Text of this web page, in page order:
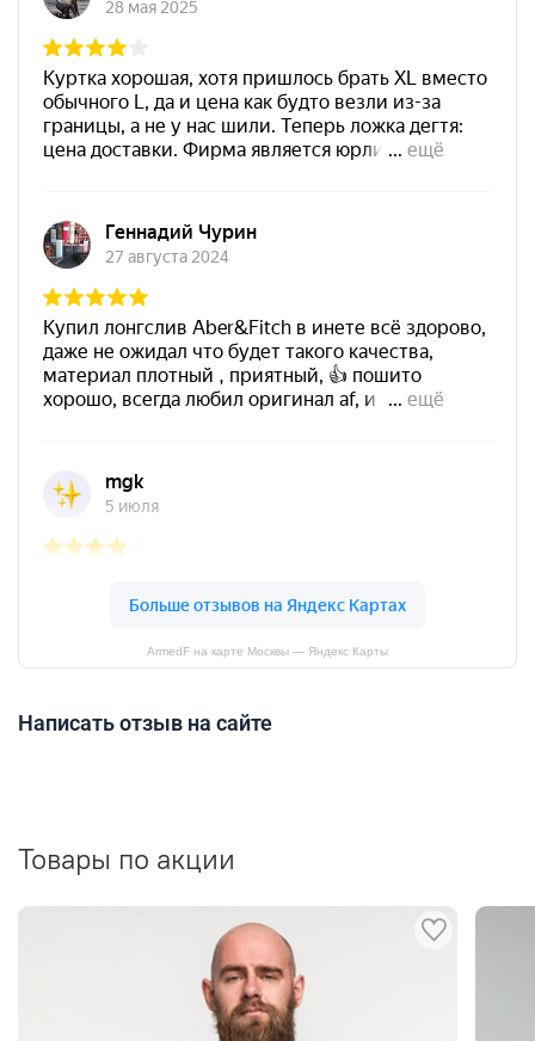
ArmedF на карте Москвы — Яндекс Карты
Написать отзыв на сайте
Товары по акции